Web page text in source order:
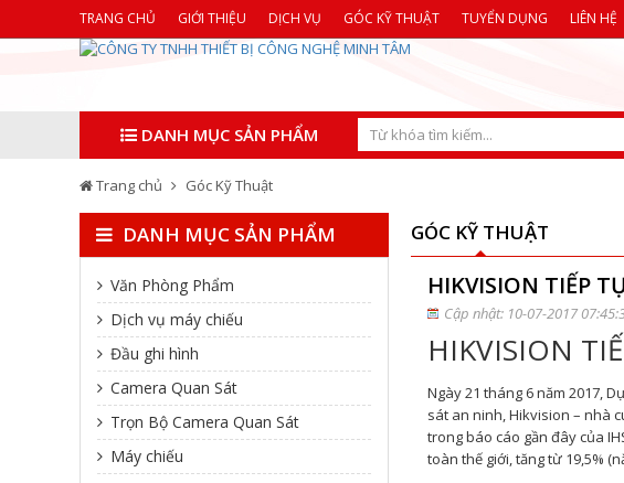
TRANG CHỦ GIỚI THIỆU DỊCH VỤ GÓC KỸ THUẬT TUYỂN DỤNG LIÊN HỆ
DANH MỤC SẢN PHẨM
Trang chủ Góc Kỹ Thuật
DANH MỤC SẢN PHẨM
Văn Phòng Phẩm
Dịch vụ máy chiếu
Đầu ghi hình
Camera Quan Sát
Trọn Bộ Camera Quan Sát
Máy chiếu
GÓC KỸ THUẬT
HIKVISION TIẾP
Cập nhật: 10-07-2017
HIKVISION
Ngày 21 tháng 6 năm 2017,
sát an ninh, Hikvision – nhà
trong báo cáo gần đây của
toàn thế giới, tăng từ 19,5%